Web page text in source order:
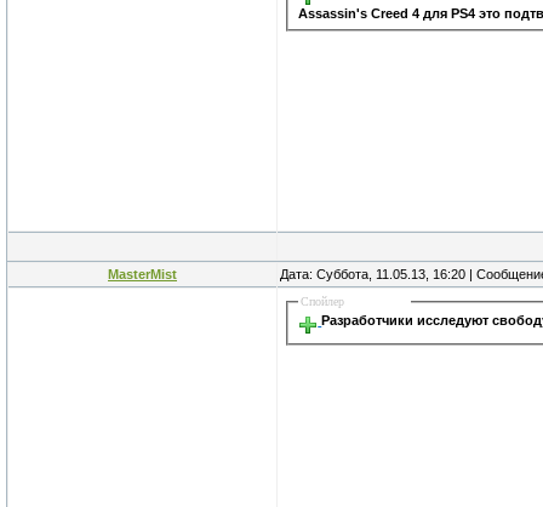
Assassin's Creed 4 для PS4 это
MasterMist Дата: Суббота, 11.05.13, 16:20 |
Спойлер
Разработчики исследуют